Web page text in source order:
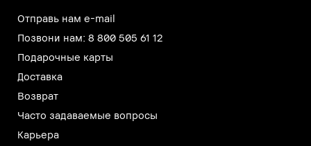
Отправь нам e-mail
Позвони нам: 8 800 505 61 12
Подарочные карты
Доставка
Возврат
Часто задаваемые вопросы
Карьера